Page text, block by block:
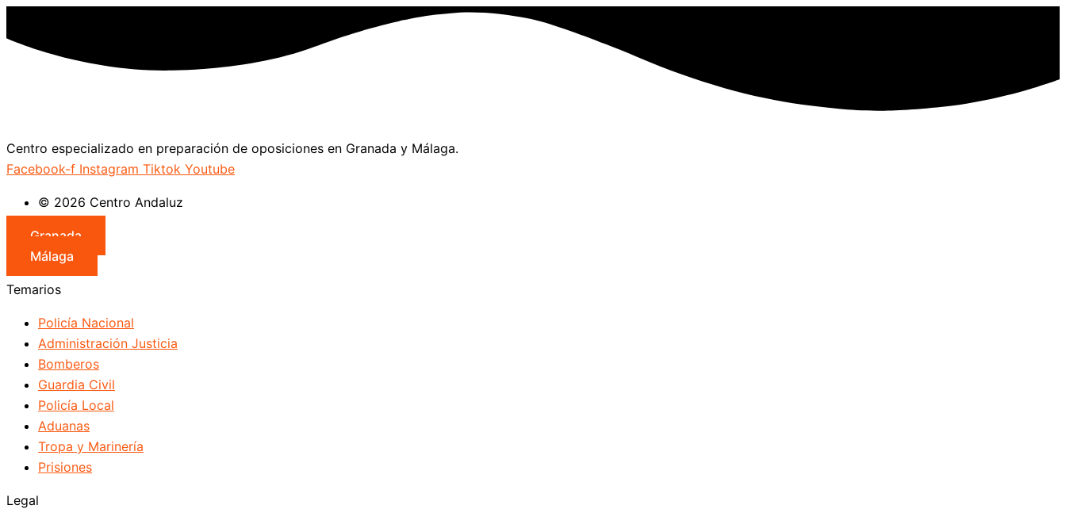
Centro especializado en preparación de oposiciones en Granada y Málaga.
Facebook-f Instagram Tiktok Youtube
© 2026 Centro Andaluz
Granada
Málaga
Temarios
Policía Nacional
Administración Justicia
Bomberos
Guardia Civil
Policía Local
Aduanas
Tropa y Marinería
Prisiones
Legal